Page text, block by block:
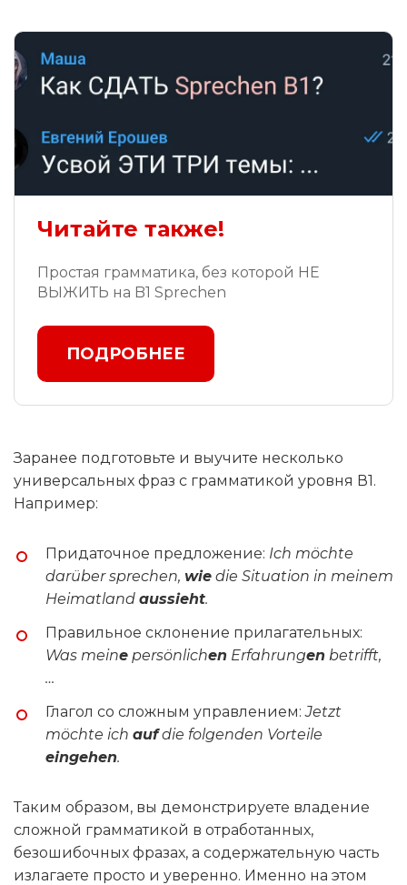
Читайте также!
Простая грамматика, без которой НЕ
ВЫЖИТЬ на B1 Sprechen
ПОДРОБНЕЕ
Заранее подготовьте и выучите несколько
универсальных фраз с грамматикой уровня В1.
Например:
Придаточное предложение: Ich möchte
darüber sprechen, wie die Situation in meinem
Heimatland aussieht.
Правильное склонение прилагательных:
Was meine persönlichen Erfahrungen betrifft,
…
Глагол со сложным управлением:Jetzt
möchte ich aufdie folgenden Vorteile
eingehen.
Таким образом, вы демонстрируете владение
сложной грамматикой в отработанных,
безошибочных фразах, а содержательную часть
излагаете просто и уверенно. Именно на этом